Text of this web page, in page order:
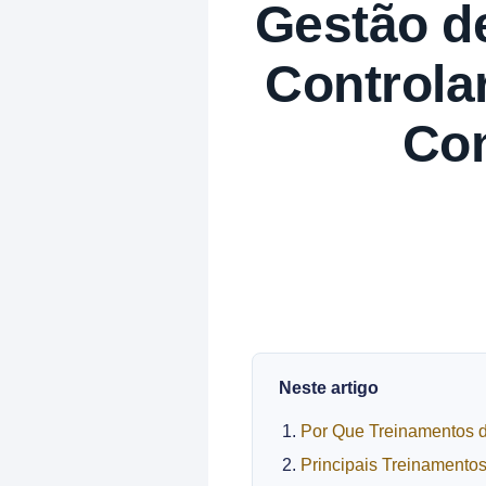
Gestão
Neste artigo
Por Que Treinamentos
Principais